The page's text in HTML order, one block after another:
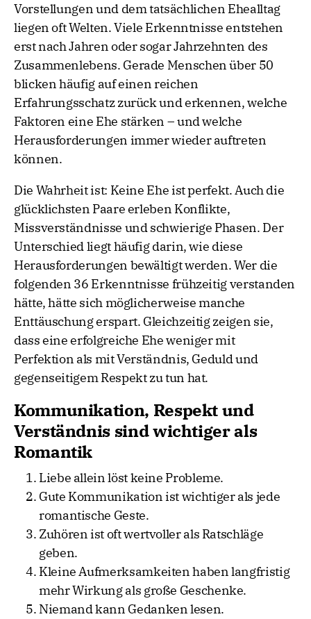
Vorstellungen und dem tatsächlichen Ehealltag
liegen oft Welten. Viele Erkenntnisse entstehen
erst nach Jahren oder sogar Jahrzehnten des
Zusammenlebens. Gerade Menschen über 50
blicken häufig auf einen reichen
Erfahrungsschatz zurück und erkennen, welche
Faktoren eine Ehe stärken – und welche
Herausforderungen immer wieder auftreten
können.
Die Wahrheit ist: Keine Ehe ist perfekt. Auch die
glücklichsten Paare erleben Konflikte,
Missverständnisse und schwierige Phasen. Der
Unterschied liegt häufig darin, wie diese
Herausforderungen bewältigt werden. Wer die
folgenden 36 Erkenntnisse frühzeitig verstanden
hätte, hätte sich möglicherweise manche
Enttäuschung erspart. Gleichzeitig zeigen sie,
dass eine erfolgreiche Ehe weniger mit
Perfektion als mit Verständnis, Geduld und
gegenseitigem Respekt zu tun hat.
Kommunikation, Respekt und
Verständnis sind wichtiger als
Romantik
Liebe allein löst keine Probleme.
Gute Kommunikation ist wichtiger als jede
romantische Geste.
Zuhören ist oft wertvoller als Ratschläge
geben.
Kleine Aufmerksamkeiten haben langfristig
mehr Wirkung als große Geschenke.
Niemand kann Gedanken lesen.